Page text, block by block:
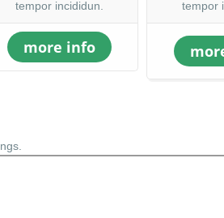
tempor incididun.
more info
tempor